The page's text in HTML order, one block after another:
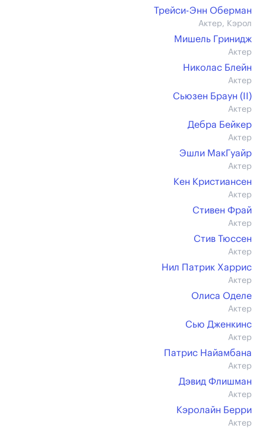
Трейси-Энн Оберман
Актер, Кэрол
Мишель Гринидж
Актер
Николас Блейн
Актер
Сьюзен Браун (II)
Актер
Дебра Бейкер
Актер
Эшли МакГуайр
Актер
Кен Кристиансен
Актер
Стивен Фрай
Актер
Стив Тюссен
Актер
Нил Патрик Харрис
Актер
Олиса Оделе
Актер
Сью Дженкинс
Актер
Патрис Найамбана
Актер
Дэвид Флишман
Актер
Кэролайн Берри
Актер